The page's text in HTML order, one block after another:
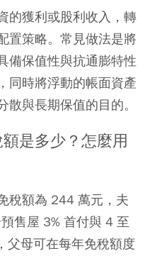
的獲利或股利收入，轉
置策略。常見做法是將
備保值性與抗通膨特性
同時將浮動的帳面資產
與長期保值的目的。
是多少？怎麼用
稅額為 244 萬元，夫
售屋 3% 首付與 4 至
父母可在每年免稅額度